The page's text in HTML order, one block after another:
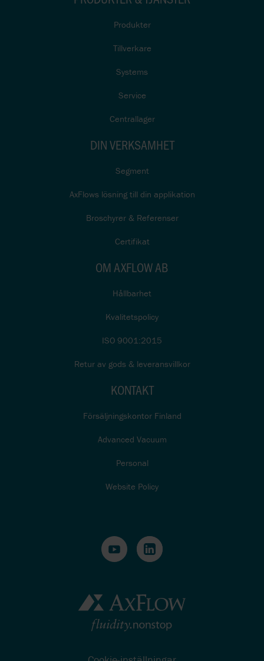
Produkter
Tillverkare
Systems
Service
Centrallager
DIN VERKSAMHET
Segment
AxFlows lösning till din applikation
Broschyrer & Referenser
Certifikat
OM AXFLOW AB
Hållbarhet
Kvalitetspolicy
ISO 9001:2015
Retur av gods & leveransvillkor
KONTAKT
Försäljningskontor Finland
Advanced Vacuum
Personal
Website Policy